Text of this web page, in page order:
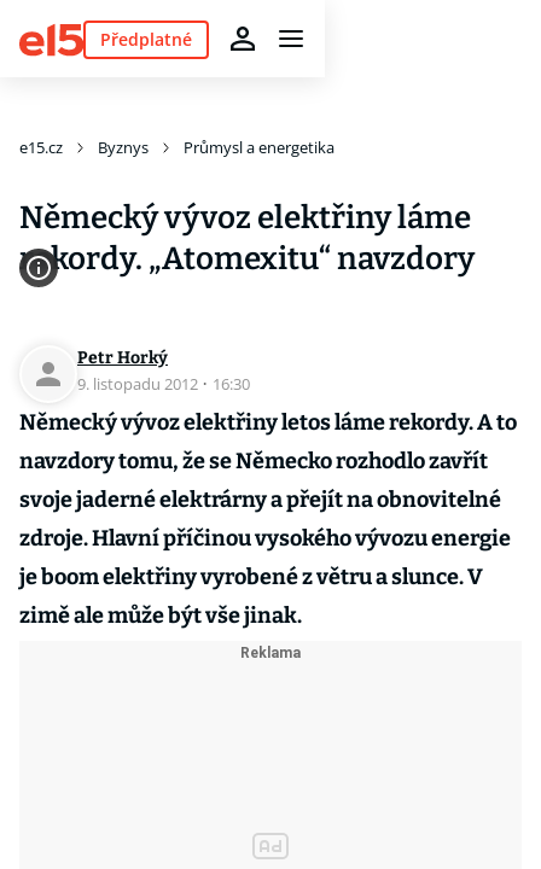
Předplatné
e15.cz Byznys Průmysl a energetika
Německý vývoz elektřiny láme
rekordy. „Atomexitu“ navzdory
Petr Horký
9. listopadu 2012 · 16:30
Německý vývoz elektřiny letos láme rekordy. A to
navzdory tomu, že se Německo rozhodlo zavřít
svoje jaderné elektrárny a přejít na obnovitelné
zdroje. Hlavní příčinou vysokého vývozu energie
je boom elektřiny vyrobené z větru a slunce. V
zimě ale může být vše jinak.